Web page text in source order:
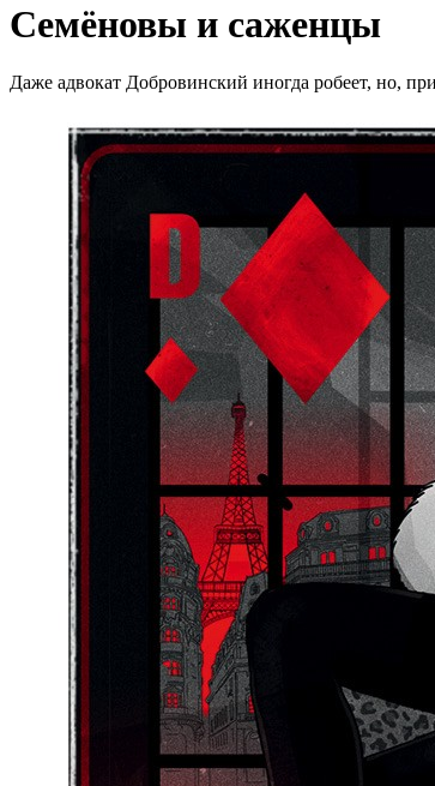
Семёновы и саженцы
Даже адвокат Добровинский иногда робеет, но,